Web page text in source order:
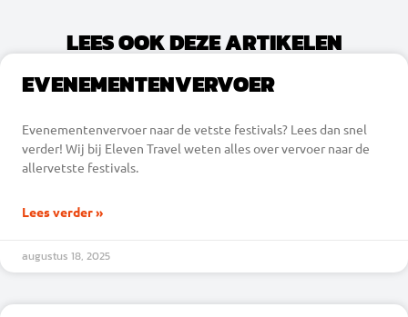
LEES OOK DEZE ARTIKELEN
EVENEMENTENVERVOER
Evenementenvervoer naar de vetste festivals? Lees dan snel
verder! Wij bij Eleven Travel weten alles over vervoer naar de
allervetste festivals.
Lees verder »
augustus 18, 2025